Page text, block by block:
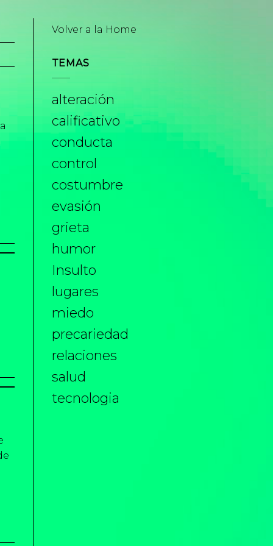
Volver a la Home
TEMAS
alteración
calificativo
conducta
control
costumbre
evasión
grieta
humor
Insulto
lugares
miedo
precariedad
relaciones
salud
tecnologia